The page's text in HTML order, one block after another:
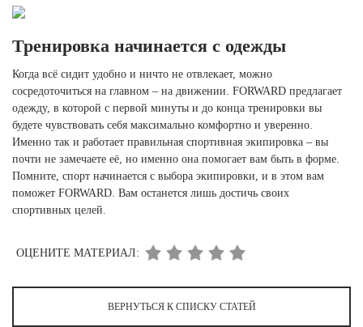
Тренировка начинается с одежды
Когда всё сидит удобно и ничто не отвлекает, можно
сосредоточиться на главном – на движении. FORWARD предлагает
одежду, в которой с первой минуты и до конца тренировки вы
будете чувствовать себя максимально комфортно и уверенно.
Именно так и работает правильная спортивная экипировка – вы
почти не замечаете её, но именно она помогает вам быть в форме.
Помните, спорт начинается с выбора экипировки, и в этом вам
поможет FORWARD. Вам останется лишь достичь своих
спортивных целей.
ОЦЕНИТЕ МАТЕРИАЛ:
ВЕРНУТЬСЯ К СПИСКУ СТАТЕЙ